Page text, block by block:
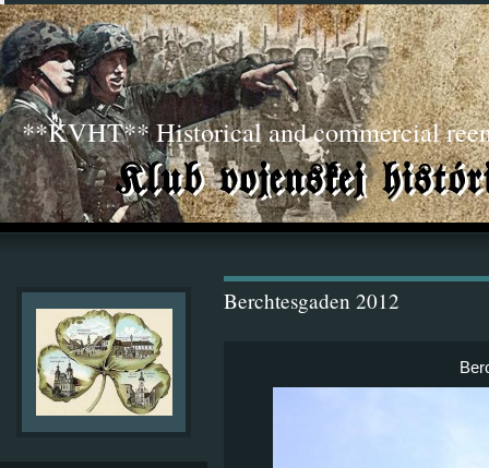
**KVHT** Historical and commercial
Berchtesgaden 2012